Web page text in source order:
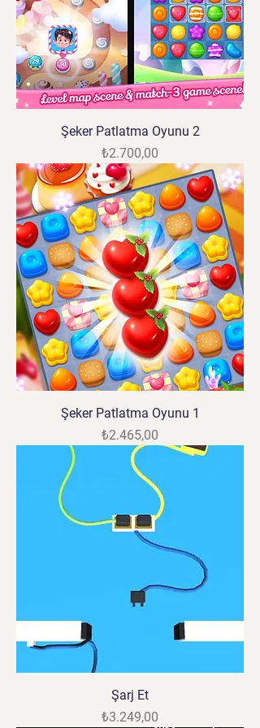
Şeker Patlatma Oyunu 2
Fiyat
₺2.700,00
Şeker Patlatma Oyunu 1
Fiyat
₺2.465,00
Şarj Et
Fiyat
₺3.249,00